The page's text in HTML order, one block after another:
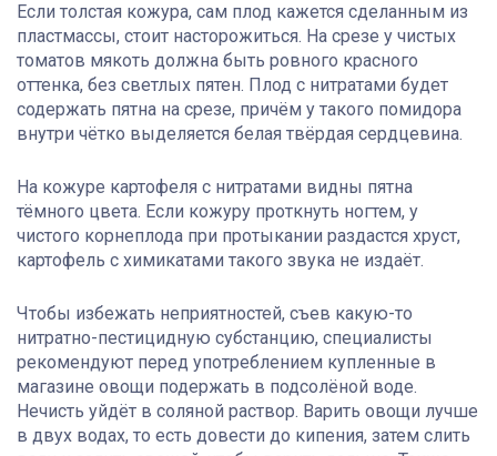
Если толстая кожура, сам плод кажется сделанным из
пластмассы, стоит насторожиться. На срезе у чистых
томатов мякоть должна быть ровного красного
оттенка, без светлых пятен. Плод с нитратами будет
содержать пятна на срезе, причём у такого помидора
внутри чётко выделяется белая твёрдая сердцевина.
На кожуре картофеля с нитратами видны пятна
тёмного цвета. Если кожуру проткнуть ногтем, у
чистого корнеплода при протыкании раздастся хруст,
картофель с химикатами такого звука не издаёт.
Чтобы избежать неприятностей, съев какую-то
нитратно-пестицидную субстанцию, специалисты
рекомендуют перед употреблением купленные в
магазине овощи подержать в подсолёной воде.
Нечисть уйдёт в соляной раствор. Варить овощи лучше
в двух водах, то есть довести до кипения, затем слить